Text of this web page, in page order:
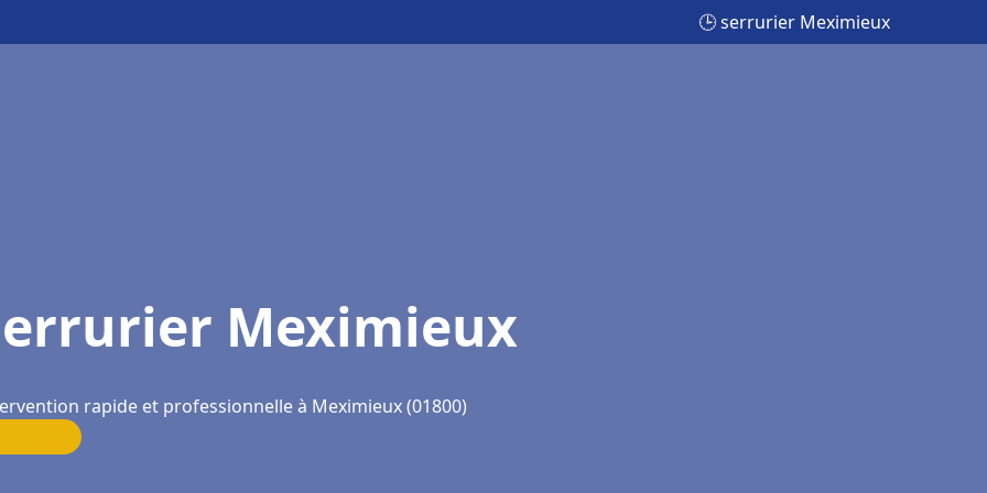
🕒 serrurier Meximieux
Meximieux
rapide et professionnelle à Meximieux (01800)